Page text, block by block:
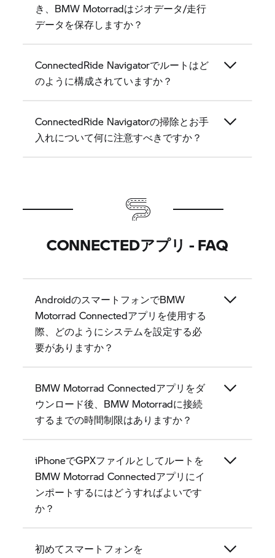
き、BMW Motorradはジオデータ/走行
データを保存しますか？
ConnectedRide Navigatorでルートはど
のように構成されていますか？
ConnectedRide Navigatorの掃除とお手
入れについて何に注意すべきですか？
CONNECTEDアプリ - FAQ
AndroidのスマートフォンでBMW
Motorrad Connectedアプリを使用する
際、どのようにシステムを設定する必
要がありますか？
BMW Motorrad Connectedアプリをダ
ウンロード後、BMW Motorradに接続
するまでの時間制限はありますか？
iPhoneでGPXファイルとしてルートを
BMW Motorrad Connectedアプリにイ
ンポートするにはどうすればよいです
か？
初めてスマートフォンを